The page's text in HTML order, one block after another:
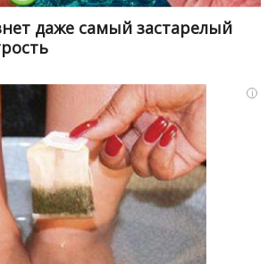
даже самый застарелый
i